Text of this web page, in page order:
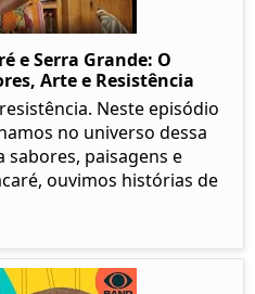
e Serra Grande: O
Arte e Resistência
Neste episódio
no universo dessa
paisagens e
ouvimos histórias de